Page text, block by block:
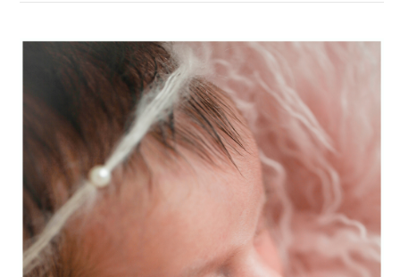
POST COMMENT